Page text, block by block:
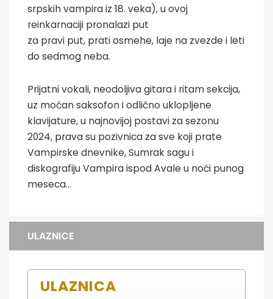
srpskih vampira iz 18. veka), u ovoj
reinkarnaciji pronalazi put
za pravi put, prati osmehe, laje na zvezde i leti
do sedmog neba.
Prijatni vokali, neodoljiva gitara i ritam sekcija,
uz moćan saksofon i odlično uklopljene
klavijature, u najnovijoj postavi za sezonu
2024, prava su pozivnica za sve koji prate
Vampirske dnevnike, Sumrak sagu i
diskografiju Vampira ispod Avale u noći punog
meseca...
ULAZNICE
ULAZNICA